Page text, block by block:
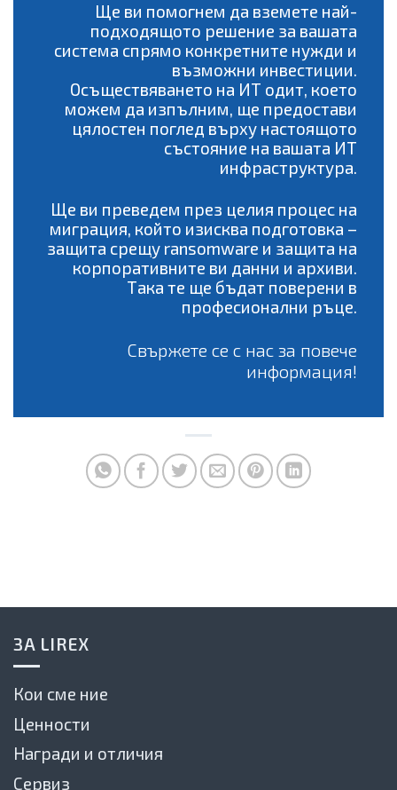
Ще ви помогнем да вземете най-
подходящото решение за вашата
система спрямо конкретните нужди и
възможни инвестиции.
Осъществяването на ИТ одит, което
можем да изпълним, ще предостави
цялостен поглед върху настоящото
състояние на вашата ИТ
инфраструктура.
Ще ви преведем през целия процес на
миграция, който изисква подготовка –
защита срещу ransomware и защита на
корпоративните ви данни и архиви.
Така те ще бъдат поверени в
професионални ръце.
Свържете се с нас за повече
информация!
ЗА LIREX
Кои сме ние
Ценности
Награди и отличия
Сервиз